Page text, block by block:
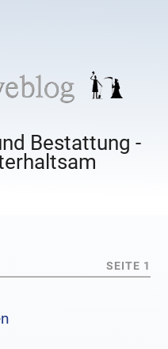
Bestattung -
SEITE 1